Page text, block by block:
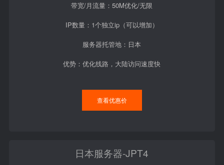
带宽/月流量：50M优化/无限
IP数量：1个独立ip（可以增加）
服务器托管地：日本
优势：优化线路，大陆访问速度快
查看优惠价
日本服务器-JPT4